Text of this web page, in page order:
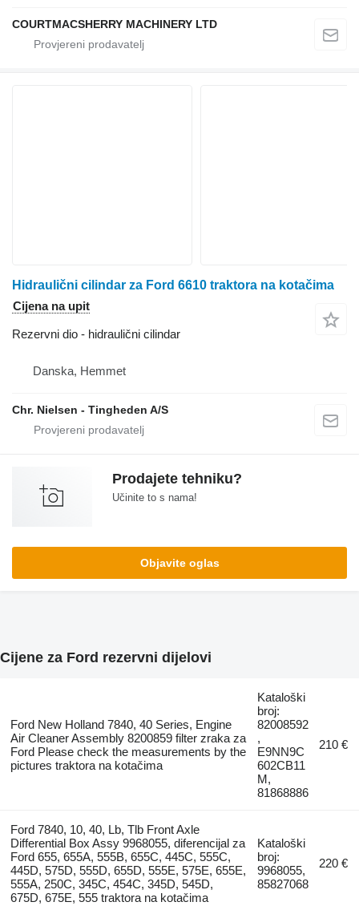
COURTMACSHERRY MACHINERY LTD
Hidraulični cilindar za Ford 6610 traktora na kotačima
Cijena na upit
Rezervni dio - hidraulični cilindar
Danska, Hemmet
Chr. Nielsen - Tingheden A/S
Prodajete tehniku?
Učinite to s nama!
Objavite oglas
Cijene za Ford rezervni dijelovi
Ford New Holland 7840, 40 Series, Engine
Air Cleaner Assembly 8200859 filter zraka za
Ford Please check the measurements by the
pictures traktora na kotačima
Kataloški
broj:
82008592
,
E9NN9C
602CB11
M,
81868886
210 €
Ford 7840, 10, 40, Lb, Tlb Front Axle
Differential Box Assy 9968055, diferencijal za
Ford 655, 655A, 555B, 655C, 445C, 555C,
445D, 575D, 555D, 655D, 555E, 575E, 655E,
555A, 250C, 345C, 454C, 345D, 545D,
675D, 675E, 555 traktora na kotačima
Kataloški
broj:
9968055,
85827068
220 €